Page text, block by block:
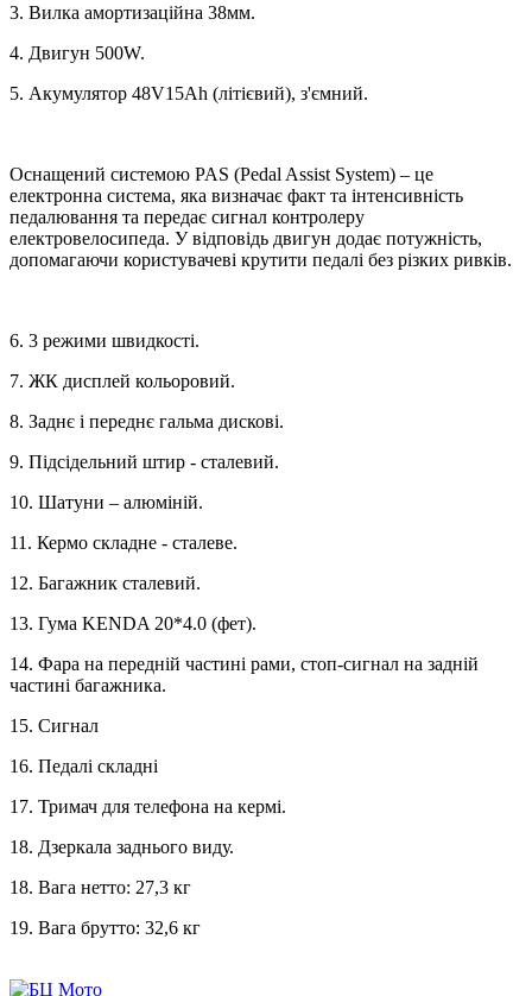
3. Вилка амортизаційна 38мм.
4. Двигун 500W.
5. Акумулятор 48V15Ah (літієвий), з'ємний.
Оснащений системою PAS (Pedal Assist System) – це
електронна система, яка визначає факт та інтенсивність
педалювання та передає сигнал контролеру
електровелосипеда. У відповідь двигун додає потужність,
допомагаючи користувачеві крутити педалі без різких ривків.
6. 3 режими швидкості.
7. ЖК дисплей кольоровий.
8. Заднє і переднє гальма дискові.
9. Підсідельний штир - сталевий.
10. Шатуни – алюміній.
11. Кермо складне - сталеве.
12. Багажник сталевий.
13. Гума KENDA 20*4.0 (фет).
14. Фара на передній частині рами, стоп-сигнал на задній
частині багажника.
15. Сигнал
16. Педалі складні
17. Тримач для телефона на кермі.
18. Дзеркала заднього виду.
18. Вага нетто: 27,3 кг
19. Вага брутто: 32,6 кг